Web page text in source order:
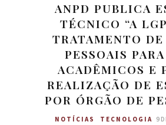
ANPD PUBLICA
TÉCNICO “A
TRATAMENTO DE
PESSOAIS
ACADÊMICOS E
REALIZAÇÃO DE
POR ÓRGÃO DE
NOTÍCIAS TECNOLOGIA 9